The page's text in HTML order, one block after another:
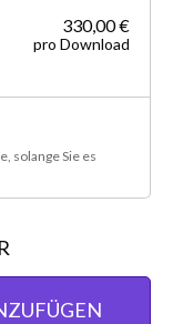
330,00 €
pro Download
solange Sie es